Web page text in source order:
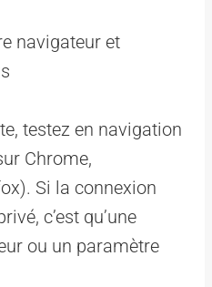
navigateur et
testez en navigation
Chrome,
Si la connexion
c’est qu’une
ou un paramètre